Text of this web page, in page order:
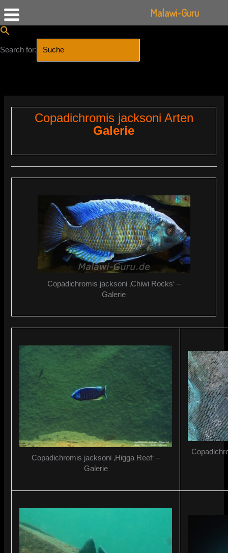
Search for:
Copadichromis jacksoni Arten
Galerie
Copadichromis jacksoni ‚Chiwi Rocks‘ –
Galerie
Copadichromis jacksoni ‚Higga Reef‘ –
Galerie
Malawi-Guru